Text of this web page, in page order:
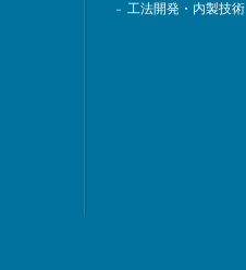
－ 工法開発・内製技術